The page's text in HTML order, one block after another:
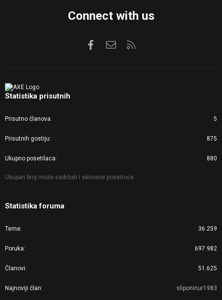
Connect with us
FacebookKontaktirajte nas
Statistika prisutnih
Prisutno članova 5
Prisutnih gostiju 875
Ukupno posetilaca 880
Ukupan broj može sadržati i skrivene posetioce.
Statistika foruma
Teme 36.259
Poruka 697.982
Članovi 51.625
Najnoviji član sliponinur1983